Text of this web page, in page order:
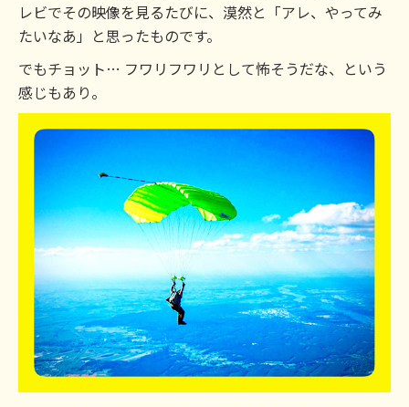
レビでその映像を見るたびに、漠然と「アレ、やってみ
たいなあ」と思ったものです。
でもチョット… フワリフワリとして怖そうだな、という
感じもあり。